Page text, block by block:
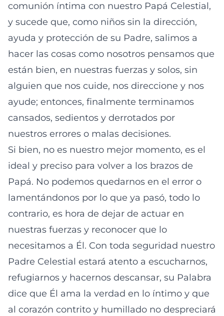
comunión íntima con nuestro Papá Celestial,
y sucede que, como niños sin la dirección,
ayuda y protección de su Padre, salimos a
hacer las cosas como nosotros pensamos que
están bien, en nuestras fuerzas y solos, sin
alguien que nos cuide, nos direccione y nos
ayude; entonces, finalmente terminamos
cansados, sedientos y derrotados por
nuestros errores o malas decisiones.
Si bien, no es nuestro mejor momento, es el
ideal y preciso para volver a los brazos de
Papá. No podemos quedarnos en el error o
lamentándonos por lo que ya pasó, todo lo
contrario, es hora de dejar de actuar en
nuestras fuerzas y reconocer que lo
necesitamos a Él. Con toda seguridad nuestro
Padre Celestial estará atento a escucharnos,
refugiarnos y hacernos descansar, su Palabra
dice que Él ama la verdad en lo íntimo y que
al corazón contrito y humillado no despreciará